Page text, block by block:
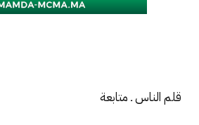
قلم الناس ـ متابعة